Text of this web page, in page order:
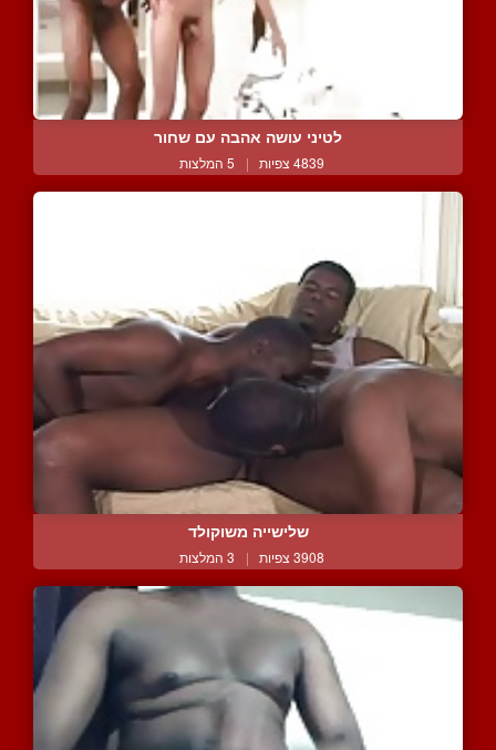
לטיני עושה אהבה עם שחור
4839 צפיות | 5 המלצות
שלישייה משוקולד
3908 צפיות | 3 המלצות